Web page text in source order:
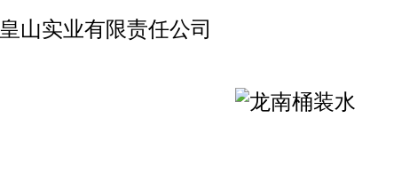
山实业有限责任公司